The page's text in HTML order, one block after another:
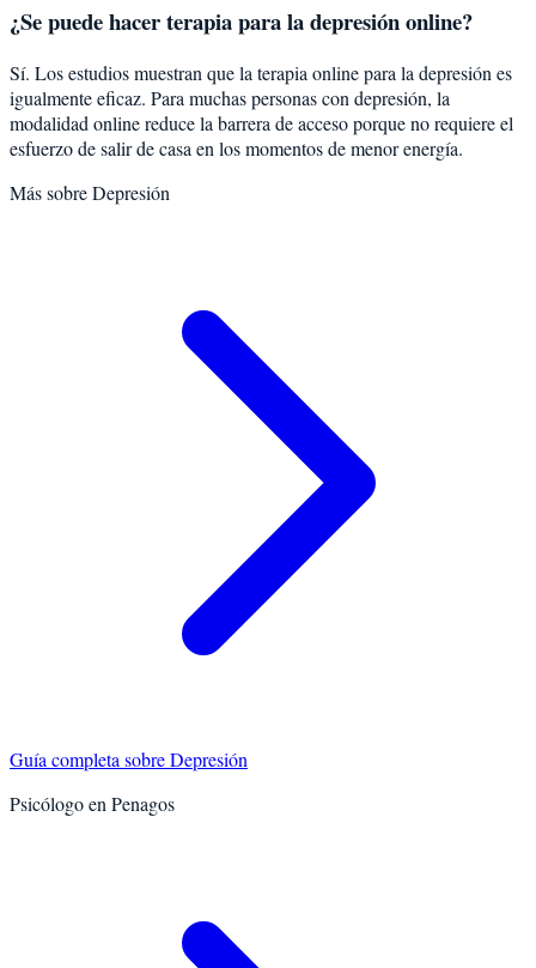
¿Se puede hacer terapia para la depresión online?
Sí. Los estudios muestran que la terapia online para la depresión es
igualmente eficaz. Para muchas personas con depresión, la
modalidad online reduce la barrera de acceso porque no requiere el
esfuerzo de salir de casa en los momentos de menor energía.
Más sobreDepresión
Guía completa sobreDepresión
Psicólogo en Penagos